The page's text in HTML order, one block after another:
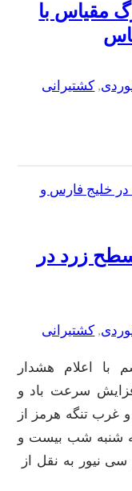
مقیاس با
, کشتیرانی
زرد در
, کشتیرانی
با اعلام هشدار
سرعت باد و
غرب تنگه هرمز از
شنبه شب بیست و
گزارش سی نیور به نقل از